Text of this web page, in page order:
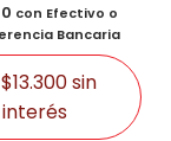
con Efectivo o
Bancaria
$13.300sin
interés